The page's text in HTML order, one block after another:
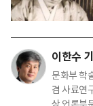
이한수
문화부 학
겸 사료연